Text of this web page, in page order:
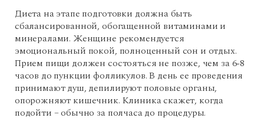
Диета на этапе подготовки должна быть
сбалансированной, обогащенной витаминами и
минералами. Женщине рекомендуется
эмоциональный покой, полноценный сон и отдых.
Прием пищи должен состояться не позже, чем за 6-8
часов до пункции фолликулов. В день ее проведения
принимают душ, депилируют половые органы,
опорожняют кишечник. Клиника скажет, когда
подойти – обычно за полчаса до процедуры.